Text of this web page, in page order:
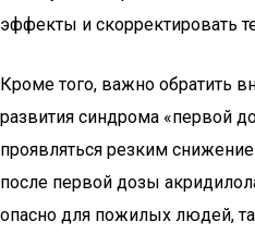
эффекты и скорректировать
Кроме того, важно обратить
развития синдрома «первой
проявляться резким
после первой дозы
опасно для пожилых людей,